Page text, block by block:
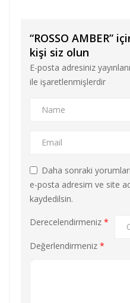
“ROSSO AMBER”
kişi siz olun
E-posta adresiniz
ile işaretlenmişlerdir
Daha sonraki
e-posta adresim ve site
kaydedilsin.
Derecelendirmeniz *
Değerlendirmeniz *